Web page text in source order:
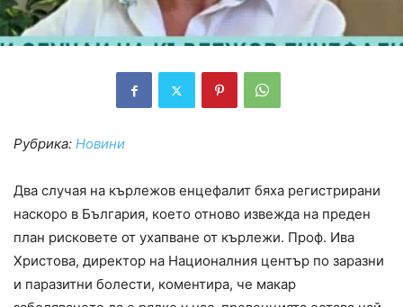
Рубрика: Новини
Два случая на кърлежов енцефалит бяха регистрирани
наскоро в България, което отново извежда на преден
план рисковете от ухапване от кърлежи. Проф. Ива
Христова, директор на Националния център по заразни
и паразитни болести, коментира, че макар